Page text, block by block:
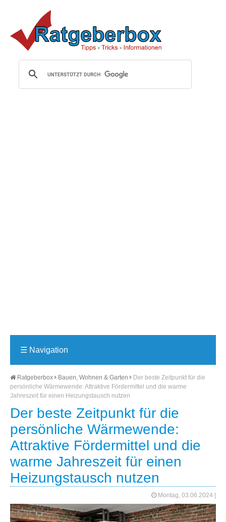
☰ Navigation
Ratgeberbox Bauen, Wohnen & Garten
Der beste Zeitpunkt für die
persönliche Wärmewende: Attraktive Fördermittel und die warme
Jahreszeit für einen Heizungstausch nutzen
Der beste Zeitpunkt für die
persönliche Wärmewende:
Attraktive Fördermittel und die
warme Jahreszeit für einen
Heizungstausch nutzen
Montag, 03.06.2024